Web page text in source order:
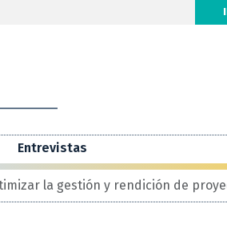
Entrevistas
la gestión y rendición de